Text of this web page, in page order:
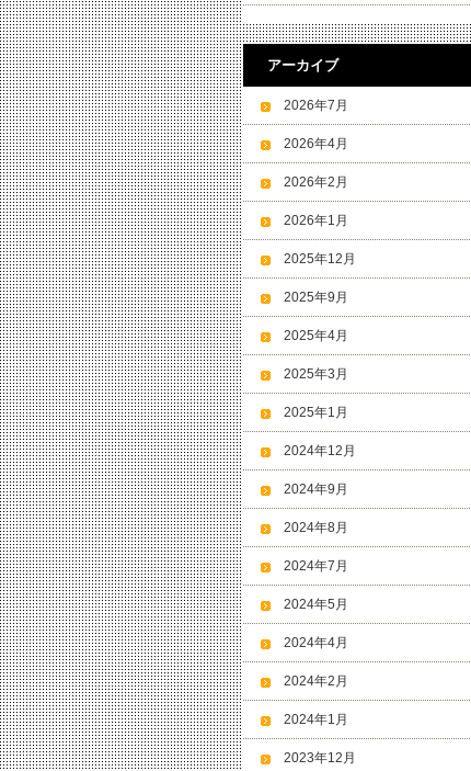
アーカイブ
2026年7月
2026年4月
2026年2月
2026年1月
2025年12月
2025年9月
2025年4月
2025年3月
2025年1月
2024年12月
2024年9月
2024年8月
2024年7月
2024年5月
2024年4月
2024年2月
2024年1月
2023年12月